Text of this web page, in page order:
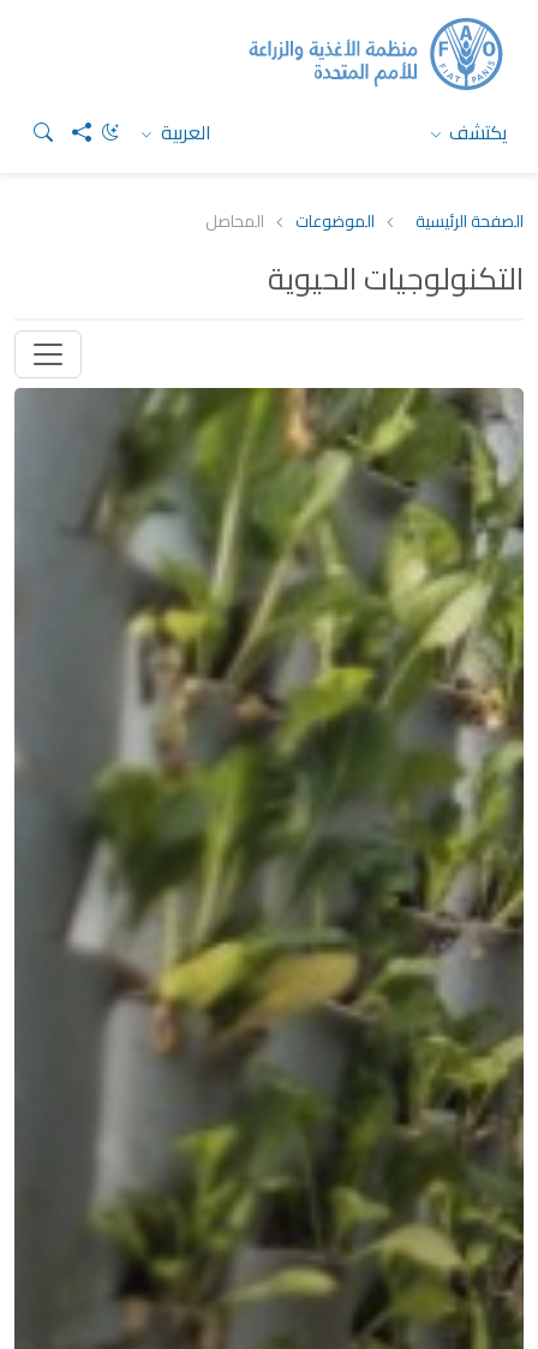
يكتشف العربية
الصفحة الرئيسية الموضوعات المحاصل
التكنولوجيات الحيوية